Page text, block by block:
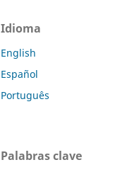
Idioma
English
Español
Português
Palabras clave